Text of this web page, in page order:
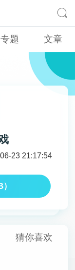
专题 文章
23 21:17:54
猜你喜欢